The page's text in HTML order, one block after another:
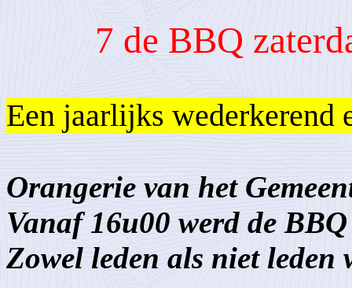
7 de BBQ
Een jaarlijks wederkerend
Orangerie van het
Vanaf 16u00 werd de
Zowel leden als niet